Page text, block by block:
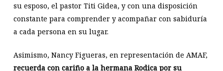
su esposo, el pastor Titi Gidea, y con una disposición
constante para comprender y acompañar con sabiduría
a cada persona en su lugar.
Asimismo, Nancy Figueras, en representación de AMAF,
recuerda con cariño a la hermana Rodica por su